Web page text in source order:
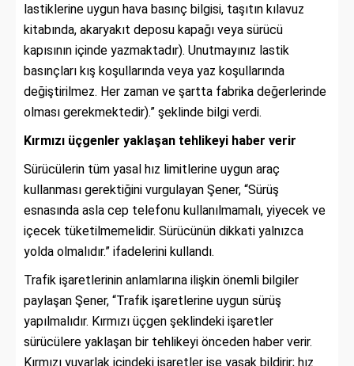
lastiklerine uygun hava basınç bilgisi, taşıtın kılavuz
kitabında, akaryakıt deposu kapağı veya sürücü
kapısının içinde yazmaktadır). Unutmayınız lastik
basınçları kış koşullarında veya yaz koşullarında
değiştirilmez. Her zaman ve şartta fabrika değerlerinde
olması gerekmektedir).” şeklinde bilgi verdi.
Kırmızı üçgenler yaklaşan tehlikeyi haber verir
Sürücülerin tüm yasal hız limitlerine uygun araç
kullanması gerektiğini vurgulayan Şener, “Sürüş
esnasında asla cep telefonu kullanılmamalı, yiyecek ve
içecek tüketilmemelidir. Sürücünün dikkati yalnızca
yolda olmalıdır.” ifadelerini kullandı.
Trafik işaretlerinin anlamlarına ilişkin önemli bilgiler
paylaşan Şener, “Trafik işaretlerine uygun sürüş
yapılmalıdır. Kırmızı üçgen şeklindeki işaretler
sürücülere yaklaşan bir tehlikeyi önceden haber verir.
Kırmızı yuvarlak içindeki işaretler ise yasak bildirir; hız